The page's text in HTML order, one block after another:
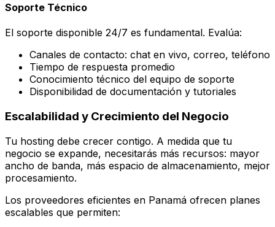
Soporte Técnico
El soporte disponible 24/7 es fundamental. Evalúa:
Canales de contacto: chat en vivo, correo, teléfono
Tiempo de respuesta promedio
Conocimiento técnico del equipo de soporte
Disponibilidad de documentación y tutoriales
Escalabilidad y Crecimiento del Negocio
Tu hosting debe crecer contigo. A medida que tu
negocio se expande, necesitarás más recursos: mayor
ancho de banda, más espacio de almacenamiento, mejor
procesamiento.
Los proveedores eficientes en Panamá ofrecen planes
escalables que permiten: